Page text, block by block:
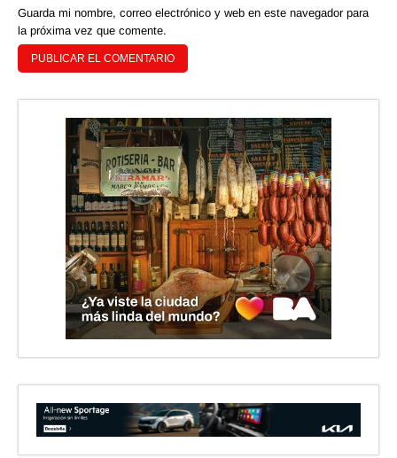
Guarda mi nombre, correo electrónico y web en este navegador para
la próxima vez que comente.